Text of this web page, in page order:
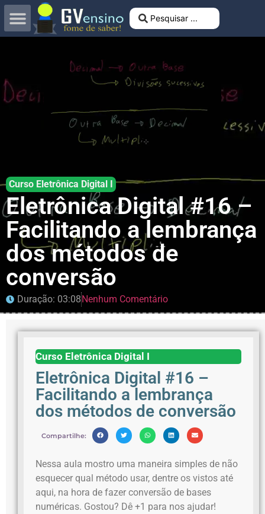
Curso Eletrônica Digital I
Eletrônica Digital #16 –
Facilitando a lembrança
dos métodos de
conversão
Duração: 03:08Nenhum Comentário
Curso Eletrônica Digital I
Eletrônica Digital #16 –
Facilitando a lembrança
dos métodos de conversão
Compartilhe:
Nessa aula mostro uma maneira simples de não
esquecer qual método usar, dentre os vistos até
aqui, na hora de fazer conversão de bases
numéricas. Gostou? Dê +1 para nos ajudar!